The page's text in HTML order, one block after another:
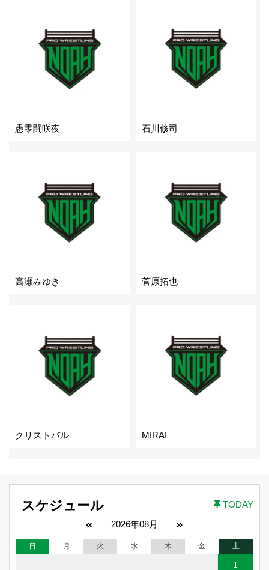
愚零闘咲夜 石川修司
高瀬みゆき 菅原拓也
クリストバル MIRAI
スケジュール
TODAY
2026年08月
日 月 火 水 木 金 土
1